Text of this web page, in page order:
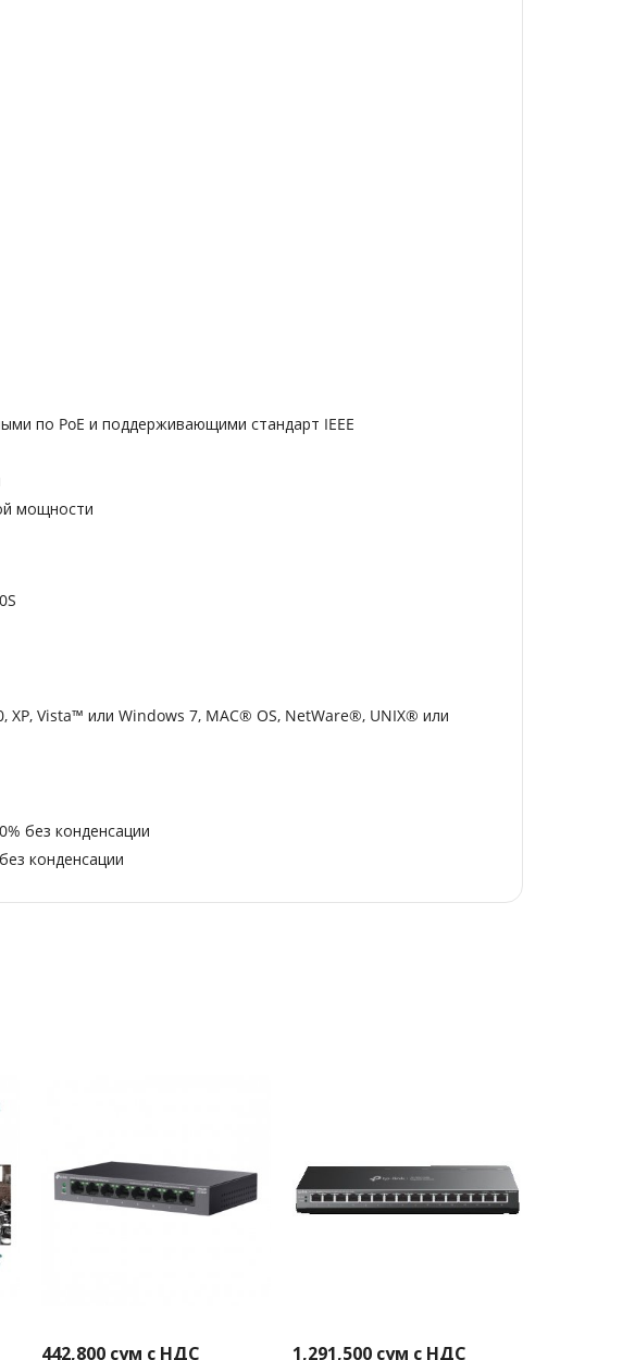
по PoE и поддерживающими стандарт IEEE
мощности
Vista™ или Windows 7, MAC® OS, NetWare®, UNIX® или
без конденсации
конденсации
442,800 сум с НДС 1,291,500 сум с НДС